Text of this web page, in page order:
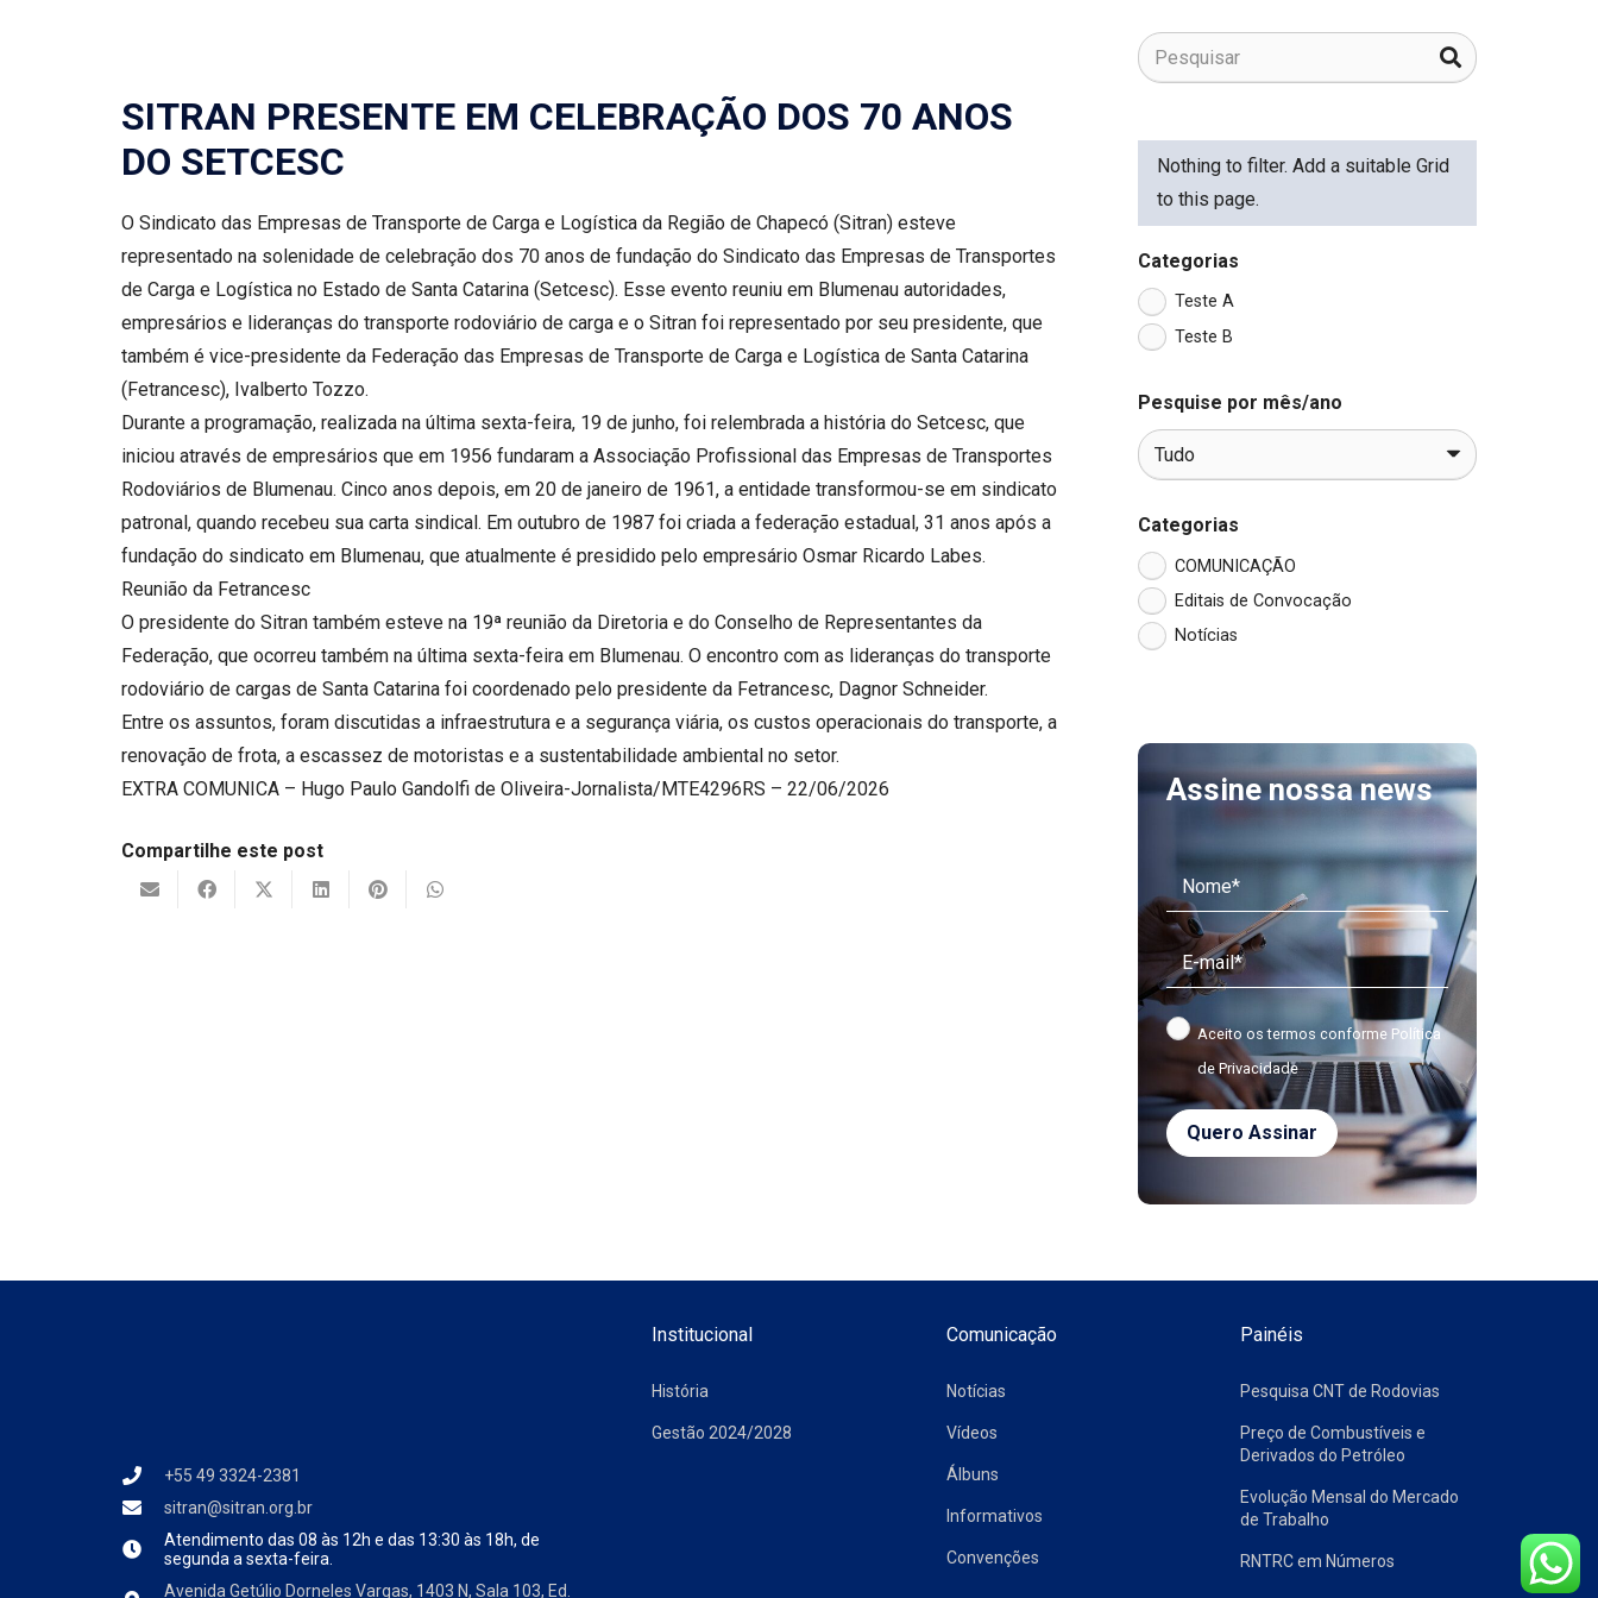
SITRAN PRESENTE EM CELEBRAÇÃO DOS 70 ANOS
DO SETCESC
O Sindicato das Empresas de Transporte de Carga e Logística da Região de Chapecó (Sitran) esteve
representado na solenidade de celebração dos 70 anos de fundação do Sindicato das Empresas de Transportes
de Carga e Logística no Estado de Santa Catarina (Setcesc). Esse evento reuniu em Blumenau autoridades,
empresários e lideranças do transporte rodoviário de carga e o Sitran foi representado por seu presidente, que
também é vice-presidente da Federação das Empresas de Transporte de Carga e Logística de Santa Catarina
(Fetrancesc), Ivalberto Tozzo.
Durante a programação, realizada na última sexta-feira, 19 de junho, foi relembrada a história do Setcesc, que
iniciou através de empresários que em 1956 fundaram a Associação Profissional das Empresas de Transportes
Rodoviários de Blumenau. Cinco anos depois, em 20 de janeiro de 1961, a entidade transformou-se em sindicato
patronal, quando recebeu sua carta sindical. Em outubro de 1987 foi criada a federação estadual, 31 anos após a
fundação do sindicato em Blumenau, que atualmente é presidido pelo empresário Osmar Ricardo Labes.
Reunião da Fetrancesc
O presidente do Sitran também esteve na 19ª reunião da Diretoria e do Conselho de Representantes da
Federação, que ocorreu também na última sexta-feira em Blumenau. O encontro com as lideranças do transporte
rodoviário de cargas de Santa Catarina foi coordenado pelo presidente da Fetrancesc, Dagnor Schneider.
Entre os assuntos, foram discutidas a infraestrutura e a segurança viária, os custos operacionais do transporte, a
renovação de frota, a escassez de motoristas e a sustentabilidade ambiental no setor.
EXTRA COMUNICA – Hugo Paulo Gandolfi de Oliveira-Jornalista/MTE4296RS – 22/06/2026
Compartilhe este post
Nothing to filter. Add a suitable Grid
to this page.
Categorias
Teste A
Teste B
Pesquise por mês/ano
Categorias
COMUNICAÇÃO
Editais de Convocação
Notícias
Assine nossa news
Aceito os termos conforme Política
de Privacidade
+55 49 3324-2381
sitran@sitran.org.br
Atendimento das 08 às 12h e das 13:30 às 18h, de
segunda a sexta-feira.
Avenida Getúlio Dorneles Vargas, 1403 N, Sala 103, Ed.
Institucional
História
Gestão 2024/2028
Comunicação
Notícias
Vídeos
Álbuns
Informativos
Convenções
Painéis
Pesquisa CNT de Rodovias
Preço de Combustíveis e
Derivados do Petróleo
Evolução Mensal do Mercado
de Trabalho
RNTRC em Números